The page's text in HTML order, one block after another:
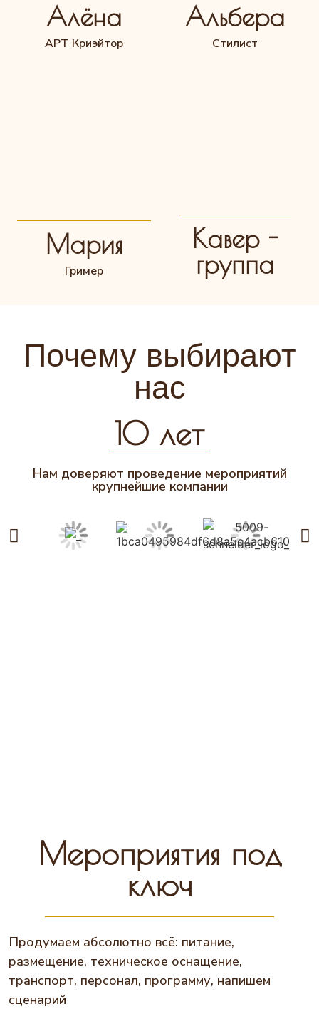
Алёна
АРТ Криэйтор
Альбера
Стилист
Мария
Гример
Кавер -
группа
Почему выбирают
нас
10 лет
Нам доверяют проведение мероприятий
крупнейшие компании
Мероприятия под
ключ
Продумаем абсолютно всё: питание,
размещение, техническое оснащение,
транспорт, персонал, программу, напишем
сценарий